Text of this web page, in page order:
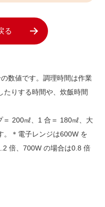
る
数値です。調理時間は作業
たりする時間や、炊飯時間
＝ 200㎖、1 合＝ 180㎖、大
。＊電子レンジは600W を
倍、700W の場合は0.8 倍